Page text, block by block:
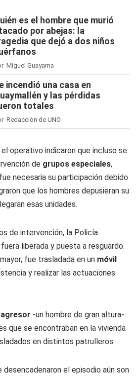
es el hombre que murió
por abejas: la
que dejó a dos niños
Miguel Guayama
incendió una casa en
y las pérdidas
totales
Redacción de UNO
operativo indicaron que incluso se
de grupos especiales,
necesaria su participación debido
que los hombres depusieran su
esas unidades.
de intervención, la Policía
liberada y puesta a resguardo.
fue trasladada en un móvil
y realizar las actuaciones
-un hombre de gran altura-
que se encontraban en la vivienda
en distintos patrulleros.
desencadenaron el episodio aún son